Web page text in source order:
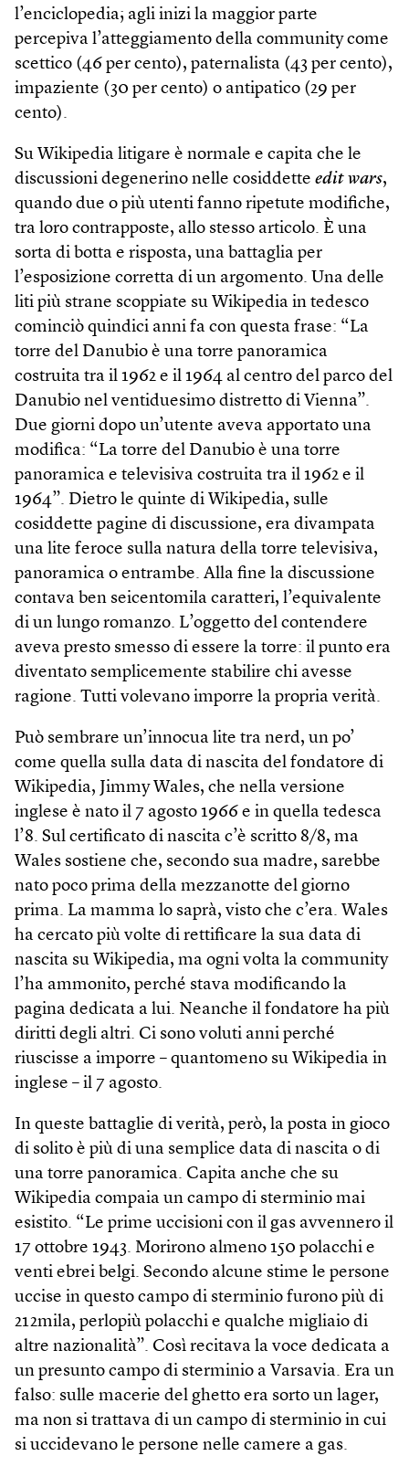
l’enciclopedia; agli inizi la maggior parte
percepiva l’atteggiamento della community come
scettico (46 per cento), paternalista (43 per cento),
impaziente (30 per cento) o antipatico (29 per
cento).
Su Wikipedia litigare è normale e capita che le
discussioni degenerino nelle cosiddette edit wars,
quando due o più utenti fanno ripetute modifiche,
tra loro contrapposte, allo stesso articolo. È una
sorta di botta e risposta, una battaglia per
l’esposizione corretta di un argomento. Una delle
liti più strane scoppiate su Wikipedia in tedesco
cominciò quindici anni fa con questa frase: “La
torre del Danubio è una torre panoramica
costruita tra il 1962 e il 1964 al centro del parco del
Danubio nel ventiduesimo distretto di Vienna”.
Due giorni dopo un’utente aveva apportato una
modifica: “La torre del Danubio è una torre
panoramica e televisiva costruita tra il 1962 e il
1964”. Dietro le quinte di Wikipedia, sulle
cosiddette pagine di discussione, era divampata
una lite feroce sulla natura della torre televisiva,
panoramica o entrambe. Alla fine la discussione
contava ben seicentomila caratteri, l’equivalente
di un lungo romanzo. L’oggetto del contendere
aveva presto smesso di essere la torre: il punto era
diventato semplicemente stabilire chi avesse
ragione. Tutti volevano imporre la propria verità.
Può sembrare un’innocua lite tra nerd, un po’
come quella sulla data di nascita del fondatore di
Wikipedia, Jimmy Wales, che nella versione
inglese è nato il 7 agosto 1966 e in quella tedesca
l’8. Sul certificato di nascita c’è scritto 8/8, ma
Wales sostiene che, secondo sua madre, sarebbe
nato poco prima della mezzanotte del giorno
prima. La mamma lo saprà, visto che c’era. Wales
ha cercato più volte di rettificare la sua data di
nascita su Wikipedia, ma ogni volta la community
l’ha ammonito, perché stava modificando la
pagina dedicata a lui. Neanche il fondatore ha più
diritti degli altri. Ci sono voluti anni perché
riuscisse a imporre – quantomeno su Wikipedia in
inglese – il 7 agosto.
In queste battaglie di verità, però, la posta in gioco
di solito è più di una semplice data di nascita o di
una torre panoramica. Capita anche che su
Wikipedia compaia un campo di sterminio mai
esistito. “Le prime uccisioni con il gas avvennero il
17 ottobre 1943. Morirono almeno 150 polacchi e
venti ebrei belgi. Secondo alcune stime le persone
uccise in questo campo di sterminio furono più di
212mila, perlopiù polacchi e qualche migliaio di
altre nazionalità”. Così recitava la voce dedicata a
un presunto campo di sterminio a Varsavia. Era un
falso: sulle macerie del ghetto era sorto un lager,
ma non si trattava di un campo di sterminio in cui
si uccidevano le persone nelle camere a gas.